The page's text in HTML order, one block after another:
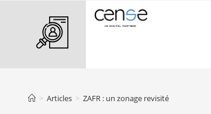
> Articles > ZAFR : un zonage revisité